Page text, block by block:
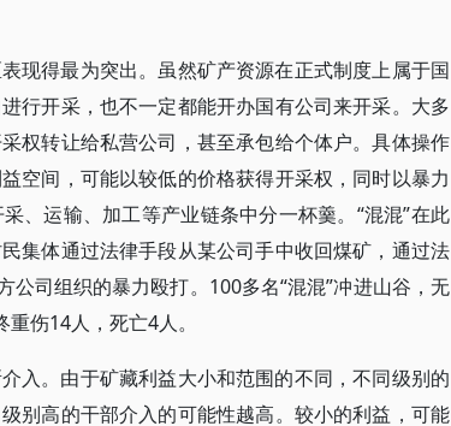
现得最为突出。虽然矿产资源在正式制度上属于国
行开采，也不一定都能开办国有公司来开采。大多
权转让给私营公司，甚至承包给个体户。具体操作
空间，可能以较低的价格获得开采权，同时以暴力
、运输、加工等产业链条中分一杯羹。“混混”在此
集体通过法律手段从某公司手中收回煤矿，通过法
公司组织的暴力殴打。100多名“混混”冲进山谷，无
伤14人，死亡4人。
入。由于矿藏利益大小和范围的不同，不同级别的
别高的干部介入的可能性越高。较小的利益，可能